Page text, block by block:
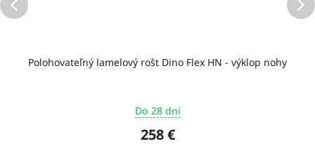
Polohovateľný lamelový rošt Dino Flex HN - výklop nohy
Do 28 dní
258 €